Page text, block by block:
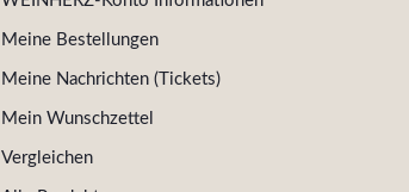
Meine Bestellungen
Meine Nachrichten (Tickets)
Mein Wunschzettel
Vergleichen